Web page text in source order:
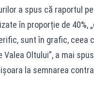
a spus că raportul
în proporție de 40%,
sunt în grafic, ceea
Oltului”, a mai
la semnarea